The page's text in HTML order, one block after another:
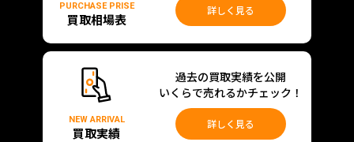
PURCHASE PRISE
買取相場表
詳しく見る
NEW ARRIVAL
買取実績
過去の買取実績を公開
いくらで売れるかチェック！
詳しく見る